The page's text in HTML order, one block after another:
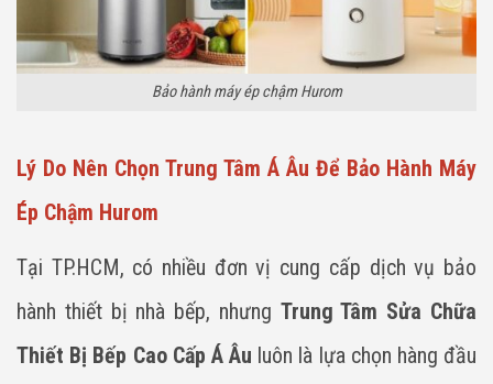
Bảo hành máy ép chậm Hurom
Lý Do Nên Chọn Trung Tâm Á Âu Để Bảo Hành Máy
Ép Chậm Hurom
Tại TP.HCM, có nhiều đơn vị cung cấp dịch vụ bảo
hành thiết bị nhà bếp, nhưng Trung Tâm Sửa Chữa
Thiết Bị Bếp Cao Cấp Á Âu luôn là lựa chọn hàng đầu